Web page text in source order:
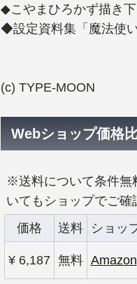
◆こやまひろかず描き
◆設定資料集「魔法使い
(c) TYPE-MOON
Webショップ価格
※送料について条件無
いてもショップでご
価格
送料 ショッ
¥ 6,187 無料 Amazon